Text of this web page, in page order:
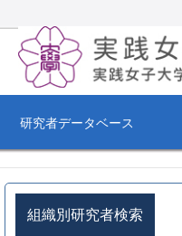
研究者データベース
組織別研究者検索